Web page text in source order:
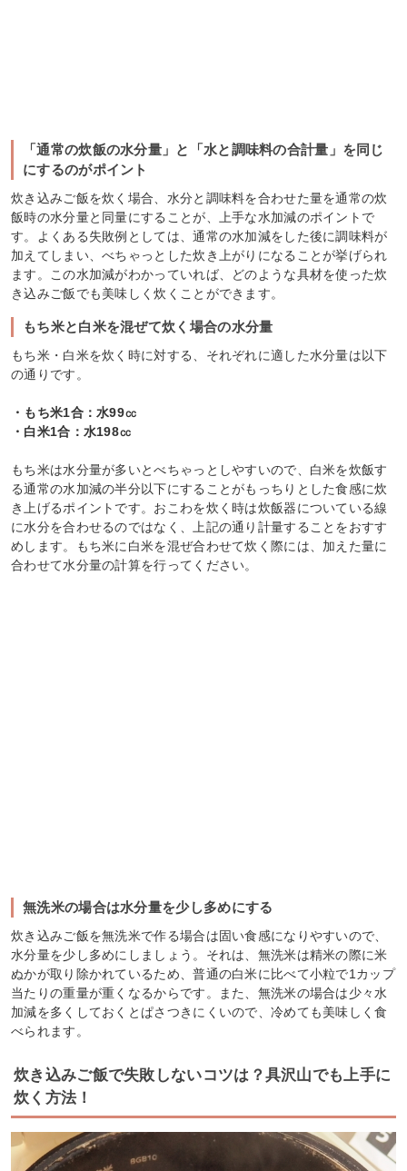
「通常の炊飯の水分量」と「水と調味料の合計量」を同じ
にするのがポイント
炊き込みご飯を炊く場合、水分と調味料を合わせた量を通常の炊
飯時の水分量と同量にすることが、上手な水加減のポイントで
す。よくある失敗例としては、通常の水加減をした後に調味料が
加えてしまい、べちゃっとした炊き上がりになることが挙げられ
ます。この水加減がわかっていれば、どのような具材を使った炊
き込みご飯でも美味しく炊くことができます。
もち米と白米を混ぜて炊く場合の水分量
もち米・白米を炊く時に対する、それぞれに適した水分量は以下
の通りです。
・もち米1合：水99㏄
・白米1合：水198㏄
もち米は水分量が多いとべちゃっとしやすいので、白米を炊飯す
る通常の水加減の半分以下にすることがもっちりとした食感に炊
き上げるポイントです。おこわを炊く時は炊飯器についている線
に水分を合わせるのではなく、上記の通り計量することをおすす
めします。もち米に白米を混ぜ合わせて炊く際には、加えた量に
合わせて水分量の計算を行ってください。
無洗米の場合は水分量を少し多めにする
炊き込みご飯を無洗米で作る場合は固い食感になりやすいので、
水分量を少し多めにしましょう。それは、無洗米は精米の際に米
ぬかが取り除かれているため、普通の白米に比べて小粒で1カップ
当たりの重量が重くなるからです。また、無洗米の場合は少々水
加減を多くしておくとぱさつきにくいので、冷めても美味しく食
べられます。
炊き込みご飯で失敗しないコツは？具沢山でも上手に
炊く方法！